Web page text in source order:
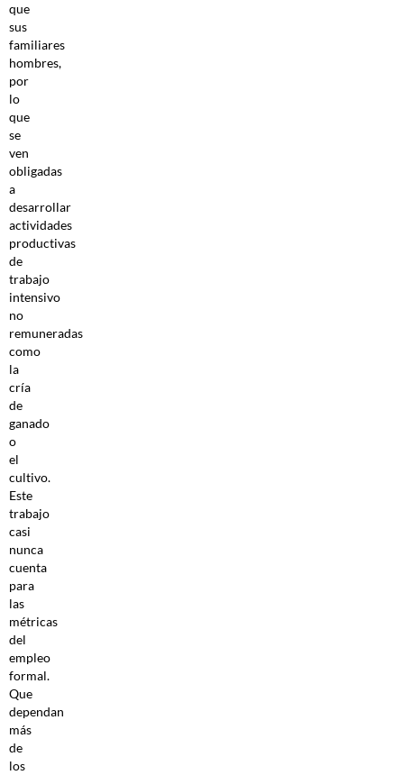
que
sus
familiares
hombres,
por
lo
que
se
ven
obligadas
a
desarrollar
actividades
productivas
de
trabajo
intensivo
no
remuneradas
como
la
cría
de
ganado
o
el
cultivo.
Este
trabajo
casi
nunca
cuenta
para
las
métricas
del
empleo
formal.
Que
dependan
más
de
los